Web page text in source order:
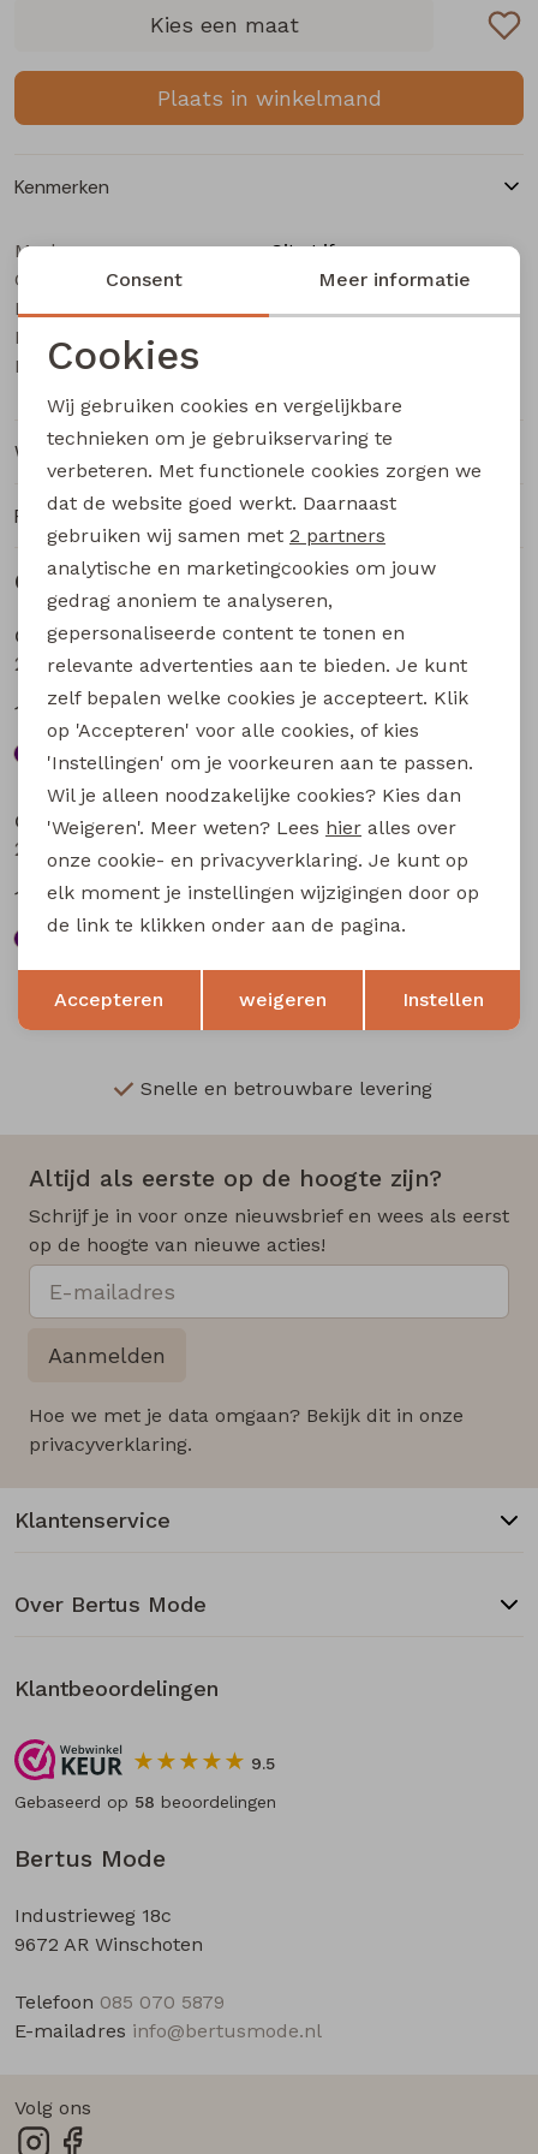
Bermuda's
Kies een maat
Plaats in winkelmand
Kenmerken
Merk
City Life
Categorie
Dames T-Shirt km
Leverancierscode
214253 Z10700
Bestelcode
Kleur
Winkelvoorraad
Ruilen en retourneren
Gerelateerde producten
City Life
211571A-01* W20016 dames T-shirt km aubergine
13,49
17,99
City Life
13,49
17,99
Sale
City Life
13,49
17,99
City Life
13,49 17,99
Snelle en betrouwbare levering
Altijd als eerste op de hoogte zijn?
Schrijf je in voor onze nieuwsbrief en wees als eerst
op de hoogte van nieuwe acties!
Aanmelden
Hoe we met je data omgaan? Bekijk dit in onze
privacyverklaring.
Bertus Mode
Industrieweg 18c
9672 AR Winschoten
Telefoon 085 070 5879
E-mailadres info@bertusmode.nl
Klantenservice
Over Bertus Mode
Klantbeoordelingen
9.5
Gebaseerd op 58 beoordelingen
Volg ons
Noodzakelijke cookies
Analytische cookies
Marketing cookies
Terug Opslaan
Consent Meer informatie
Cookies
Wij gebruiken cookies en vergelijkbare
technieken om je gebruikservaring te
verbeteren. Met functionele cookies zorgen we
dat de website goed werkt. Daarnaast
gebruiken wij samen met 2 partners
analytische en marketingcookies om jouw
gedrag anoniem te analyseren,
gepersonaliseerde content te tonen en
relevante advertenties aan te bieden. Je kunt
zelf bepalen welke cookies je accepteert. Klik
op 'Accepteren' voor alle cookies, of kies
'Instellingen' om je voorkeuren aan te passen.
Wil je alleen noodzakelijke cookies? Kies dan
'Weigeren'. Meer weten? Lees hier alles over
onze cookie- en privacyverklaring. Je kunt op
elk moment je instellingen wijzigingen door op
de link te klikken onder aan de pagina.
Accepteren weigeren Instellen